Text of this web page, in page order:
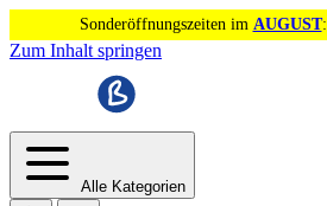
Sonderöffnungszeiten im AUGUST:
Zum Inhalt springen
Alle Kategorien